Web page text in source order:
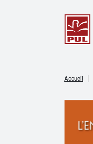
Accueil